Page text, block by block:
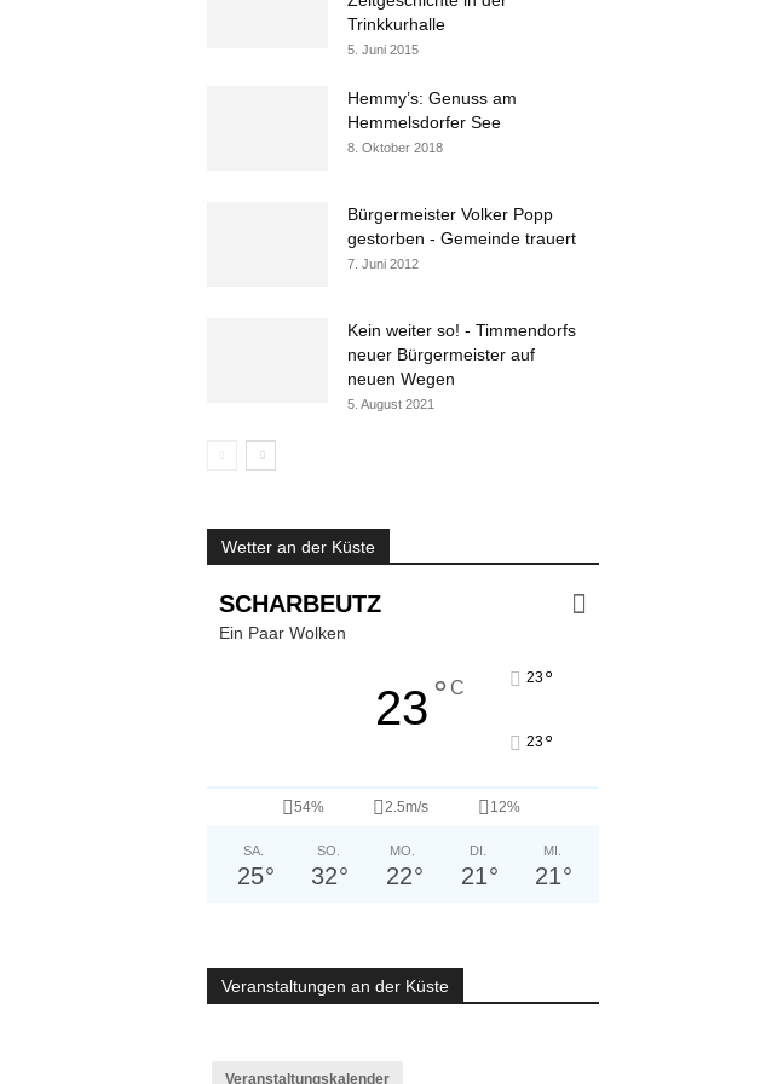
Trinkkurhalle
5. Juni 2015
Hemmy’s: Genuss am
Hemmelsdorfer See
8. Oktober 2018
Bürgermeister Volker Popp
gestorben - Gemeinde trauert
7. Juni 2012
Kein weiter so! - Timmendorfs
neuer Bürgermeister auf
neuen Wegen
5. August 2021
Wetter an der Küste
SCHARBEUTZ
Ein Paar Wolken
23° C 23°
23°
54% 2.5m/s 12%
SA.
25°
SO.
32°
MO.
22°
DI.
21°
MI.
21°
Veranstaltungen an der Küste
Veranstaltungskalender